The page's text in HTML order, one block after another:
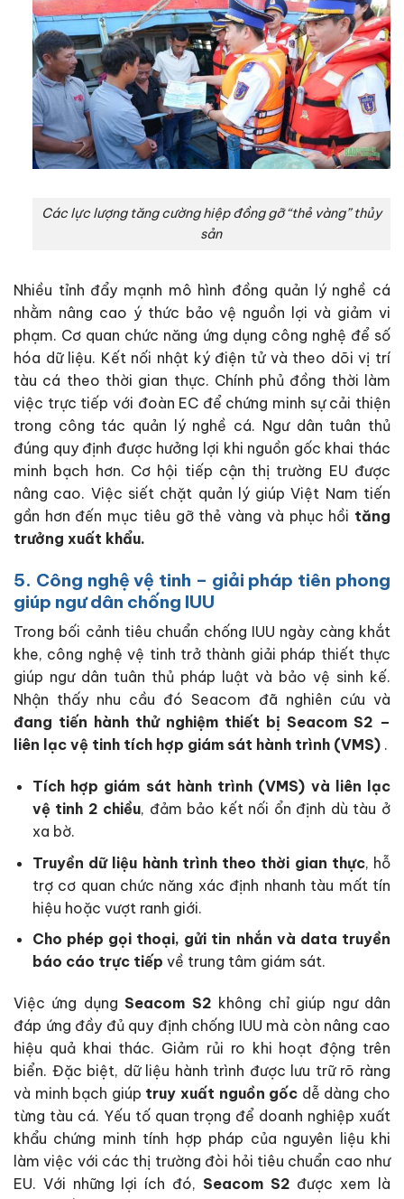
Các lực lượng tăng cường hiệp đồng gỡ “thẻ vàng” thủy
sản
Nhiều tỉnh đẩy mạnh mô hình đồng quản lý nghề cá
nhằm nâng cao ý thức bảo vệ nguồn lợi và giảm vi
phạm. Cơ quan chức năng ứng dụng công nghệ để số
hóa dữ liệu. Kết nối nhật ký điện tử và theo dõi vị trí
tàu cá theo thời gian thực. Chính phủ đồng thời làm
việc trực tiếp với đoàn EC để chứng minh sự cải thiện
trong công tác quản lý nghề cá. Ngư dân tuân thủ
đúng quy định được hưởng lợi khi nguồn gốc khai thác
minh bạch hơn. Cơ hội tiếp cận thị trường EU được
nâng cao. Việc siết chặt quản lý giúp Việt Nam tiến
gần hơn đến mục tiêu gỡ thẻ vàng và phục hồi tăng
trưởng xuất khẩu.
5. Công nghệ vệ tinh – giải pháp tiên phong
giúp ngư dân chống IUU
Trong bối cảnh tiêu chuẩn chống IUU ngày càng khắt
khe, công nghệ vệ tinh trở thành giải pháp thiết thực
giúp ngư dân tuân thủ pháp luật và bảo vệ sinh kế.
Nhận thấy nhu cầu đó Seacom đã nghiên cứu và
đang tiến hành thử nghiệm thiết bị Seacom S2 –
liên lạc vệ tinh tích hợp giám sát hành trình (VMS) .
Tích hợp giám sát hành trình (VMS) và liên lạc
vệ tinh 2 chiều, đảm bảo kết nối ổn định dù tàu ở
xa bờ.
Truyền dữ liệu hành trình theo thời gian thực, hỗ
trợ cơ quan chức năng xác định nhanh tàu mất tín
hiệu hoặc vượt ranh giới.
Cho phép gọi thoại, gửi tin nhắn và data truyền
báo cáo trực tiếp về trung tâm giám sát.
Việc ứng dụng Seacom S2 không chỉ giúp ngư dân
đáp ứng đầy đủ quy định chống IUU mà còn nâng cao
hiệu quả khai thác. Giảm rủi ro khi hoạt động trên
biển. Đặc biệt, dữ liệu hành trình được lưu trữ rõ ràng
và minh bạch giúp truy xuất nguồn gốc dễ dàng cho
từng tàu cá. Yếu tố quan trọng để doanh nghiệp xuất
khẩu chứng minh tính hợp pháp của nguyên liệu khi
làm việc với các thị trường đòi hỏi tiêu chuẩn cao như
EU. Với những lợi ích đó, Seacom S2 được xem là